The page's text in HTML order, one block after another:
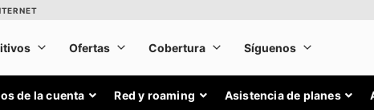
de la cuenta Red y roaming Asistencia de planes